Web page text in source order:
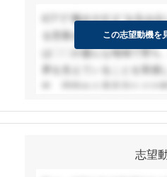
能性を実感しました。
貴社でこそこの夢が実現で
が高速かつ低遅延な通信技
です。特に、NTTグループ
構想の実用化に注力されて
進的な技術力に感銘を受け
端の技術があれば、私の目
広い提案を実現できると確
ICTで“働きやすさ”を生み
る営業がしたいと考え、貴
は〇〇が盛んな地域で育ち
年、円安や人手不足などの
うになりました。そんな中
され、現場にゆとりが生ま
この志望動機を
志望